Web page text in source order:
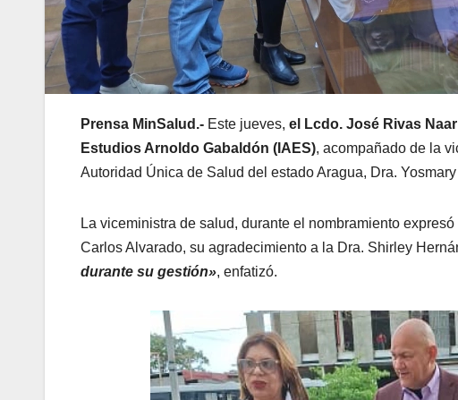
Prensa MinSalud.- Este jueves, el Lcdo. José Rivas
Estudios Arnoldo Gabaldón (IAES), acompañado de la
Autoridad Única de Salud del estado Aragua, Dra.
La viceministra de salud, durante el nombramiento
Carlos Alvarado, su agradecimiento a la Dra. Shirley
durante su gestión», enfatizó.